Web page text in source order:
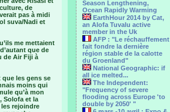
Season Lengthening,
Ocean Rapidly Warming
EarthHour 2014 by Cat,
an Alofa Tuvalu active
member in the Uk
AFP : "Le réchauffement
fait fondre la dernière
région stable de la calotte
du Groenland"
National Geographic: if
all ice melted...
The Independent:
"Frequency of severe
flooding across Europe 'to
double by 2050' "
de
pas à midi
suva/Nadi et
me mettaient
que de
de Air Fiji à
les gens se
moins qui
qu’à mon
Solofa et la
rejoindre